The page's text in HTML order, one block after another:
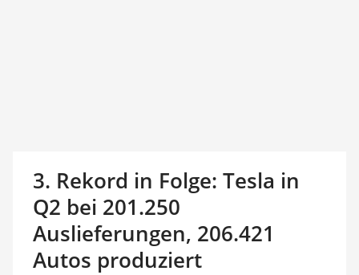
3. Rekord in Folge: Tesla in
Q2 bei 201.250
Auslieferungen, 206.421
Autos produziert